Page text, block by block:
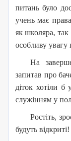
питань було
учень має
як школяра,
особливу увагу
На
запитав про
діток хотіли б
служінням у
Ростіть,
будуть відкриті!